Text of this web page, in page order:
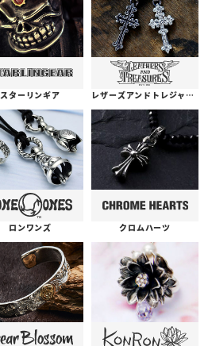
スターリンギア レザーズアンドトレジャーズ
ロンワンズ クロムハーツ